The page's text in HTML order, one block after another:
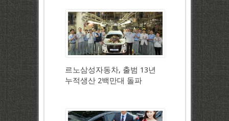
르노삼성자동차, 출범 13년
누적생산 2백만대 돌파